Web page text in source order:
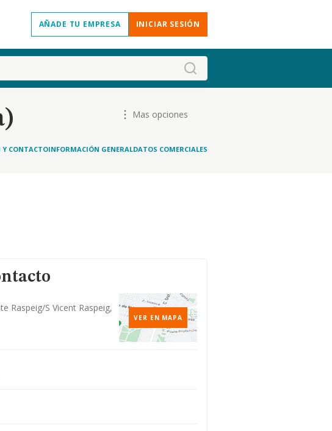
AÑADE TU EMPRESA INICIAR SESIÓN
Mas opciones
Y CONTACTOINFORMACIÓN GENERALDATOS COMERCIALES
Raspeig/s Vicent Raspeig,
VER EN MAPA